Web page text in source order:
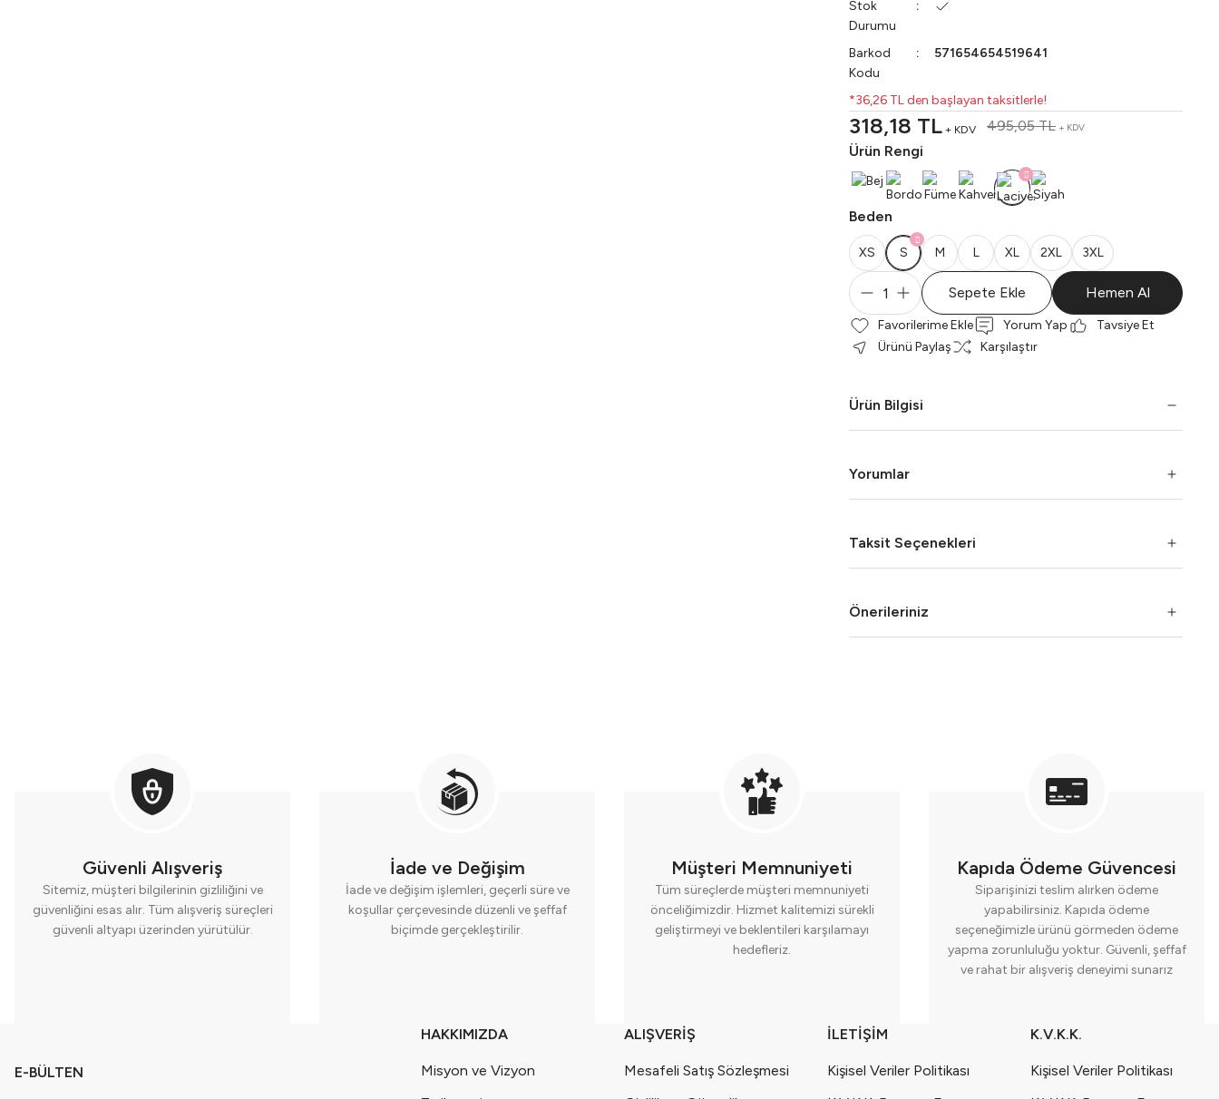
Stok
Durumu
Barkod
Kodu
571654654519641
*36,26 TL den başlayan taksitlerle!
318,18 TL + KDV 495,05 TL + KDV
Ürün Rengi
Beden
XS S M L XL 2XL 3XL
Sepete Ekle Hemen Al
Yorum Yap
Tavsiye Et
Ürünü Paylaş
Karşılaştır
Ürün Bilgisi
Yorumlar
Taksit Seçenekleri
Önerileriniz
Güvenli Alışveriş
Sitemiz, müşteri bilgilerinin gizliliğini ve
güvenliğini esas alır. Tüm alışveriş süreçleri
güvenli altyapı üzerinden yürütülür.
İade ve Değişim
İade ve değişim işlemleri, geçerli süre ve
koşullar çerçevesinde düzenli ve şeffaf
biçimde gerçekleştirilir.
Müşteri Memnuniyeti
Tüm süreçlerde müşteri memnuniyeti
önceliğimizdir. Hizmet kalitemizi sürekli
geliştirmeyi ve beklentileri karşılamayı
hedefleriz.
Kapıda Ödeme Güvencesi
Siparişinizi teslim alırken ödeme
yapabilirsiniz. Kapıda ödeme
seçeneğimizle ürünü görmeden ödeme
yapma zorunluluğu yoktur. Güvenli, şeffaf
ve rahat bir alışveriş deneyimi sunarız
E-BÜLTEN
HAKKIMIZDA
Misyon ve Vizyon
ALIŞVERİŞ
Mesafeli Satış Sözleşmesi
İLETİŞİM
Kişisel Veriler Politikası
K.V.K.K.
Kişisel Veriler Politikası